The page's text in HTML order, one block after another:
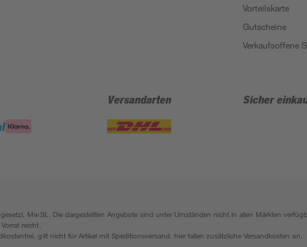
Vorteilskarte
Gutscheine
Verkaufsoffene
Versandarten Sicher
MwSt.. Die dargestellten Angebote sind unter Umständen nicht in allen Märkten
reicht.
gilt nicht für Artikel mit Speditionsversand, hier fallen zusätzliche Versandkosten an.